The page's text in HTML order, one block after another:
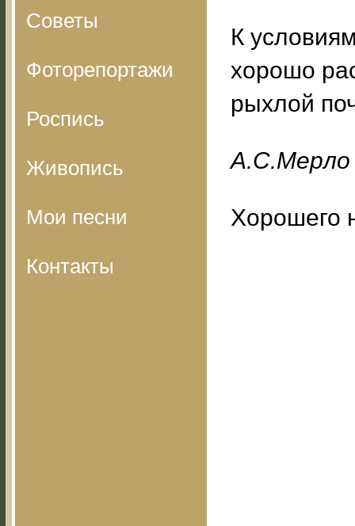
Советы
Фоторепортажи
Роспись
Живопись
Мои песни
Контакты
К
хорошо
рыхлой
A.C.Mepлo
Хорошего